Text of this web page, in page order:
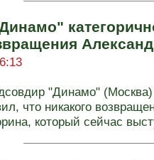
"Динамо"
что никакого
который сейчас